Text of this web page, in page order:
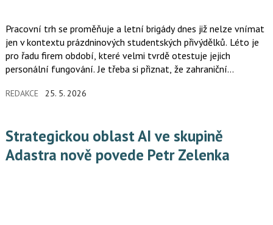
Pracovní trh se proměňuje a letní brigády dnes již nelze vnímat
jen v kontextu prázdninových studentských přivýdělků. Léto je
pro řadu firem období, které velmi tvrdě otestuje jejich
personální fungování. Je třeba si přiznat, že zahraniční
ekonomiku v chodu. A v létě je to vidět nejvíc: hotely,
pozice často není dost.
REDAKCE 25. 5. 2026
Strategickou oblast AI ve skupině
Adastra nově povede Petr Zelenka